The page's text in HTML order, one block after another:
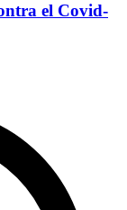
el Covid-